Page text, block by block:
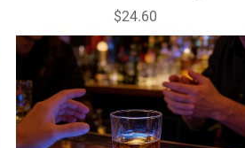
$24.60